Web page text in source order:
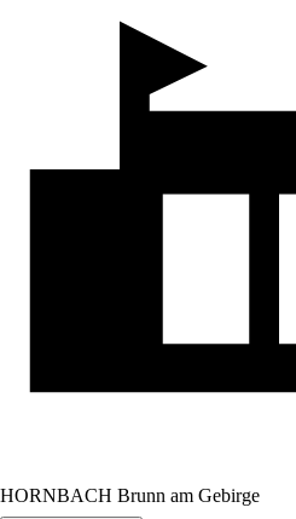
HORNBACH Brunn am Gebirge